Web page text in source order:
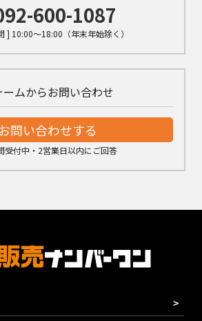
600-1087
] 10:00～18:00（年末年始除く）
ームからお問い合わせ
お問い合わせする
受付中・2営業日以内にご回答